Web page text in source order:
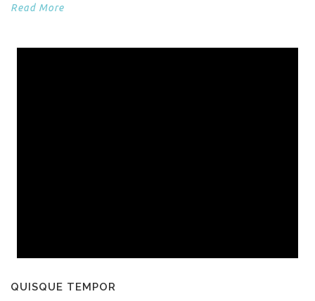
Read More
QUISQUE TEMPOR